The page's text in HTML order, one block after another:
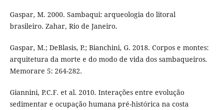
Gaspar, M. 2000. Sambaqui: arqueologia do litoral
brasileiro. Zahar, Rio de Janeiro.
Gaspar, M.; DeBlasis, P.; Bianchini, G. 2018. Corpos e montes:
arquitetura da morte e do modo de vida dos sambaqueiros.
Memorare 5: 264-282.
Giannini, P.C.F. et al. 2010. Interações entre evolução
sedimentar e ocupação humana pré-histórica na costa